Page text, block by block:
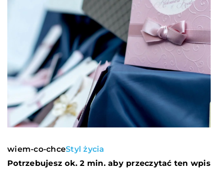
wiem-co-chceStyl życia
Potrzebujesz ok. 2 min. aby przeczytać ten wpis